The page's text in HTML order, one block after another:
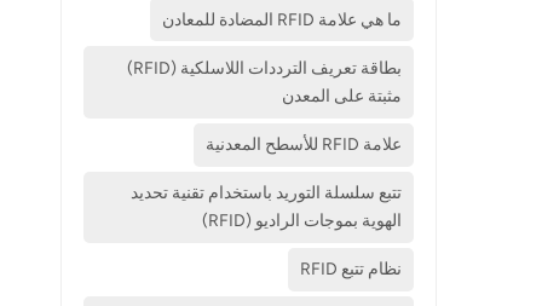
ما هي علامة RFID المضادة للمعادن
بطاقة تعريف الترددات اللاسلكية (RFID)
مثبتة على المعدن
علامة RFID للأسطح المعدنية
تتبع سلسلة التوريد باستخدام تقنية تحديد
الهوية بموجات الراديو (RFID)
نظام تتبع RFID